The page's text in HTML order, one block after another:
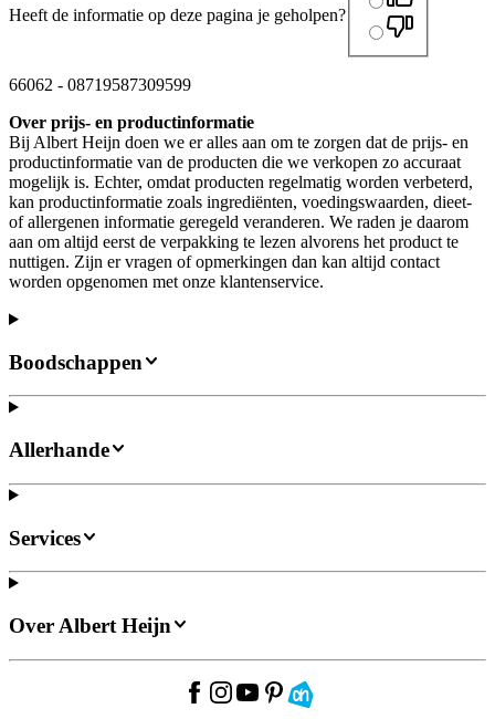
Heeft de informatie op deze pagina je geholpen?
66062 - 08719587309599
Over prijs- en productinformatie
Bij Albert Heijn doen we er alles aan om te zorgen dat de prijs- en
productinformatie van de producten die we verkopen zo accuraat
mogelijk is. Echter, omdat producten regelmatig worden verbeterd,
kan productinformatie zoals ingrediënten, voedingswaarden, dieet-
of allergenen informatie geregeld veranderen. We raden je daarom
aan om altijd eerst de verpakking te lezen alvorens het product te
nuttigen. Zijn er vragen of opmerkingen dan kan altijd contact
worden opgenomen met onze klantenservice.
Boodschappen
Allerhande
Services
Over Albert Heijn